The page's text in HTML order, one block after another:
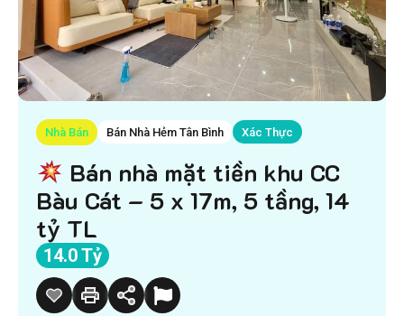
Nhà Bán Bán Nhà Hẻm Tân Bình Xác Thực
Bán nhà mặt tiền khu CC
Bàu Cát – 5 x 17m, 5 tầng, 14
tỷ TL
14.0 Tỷ